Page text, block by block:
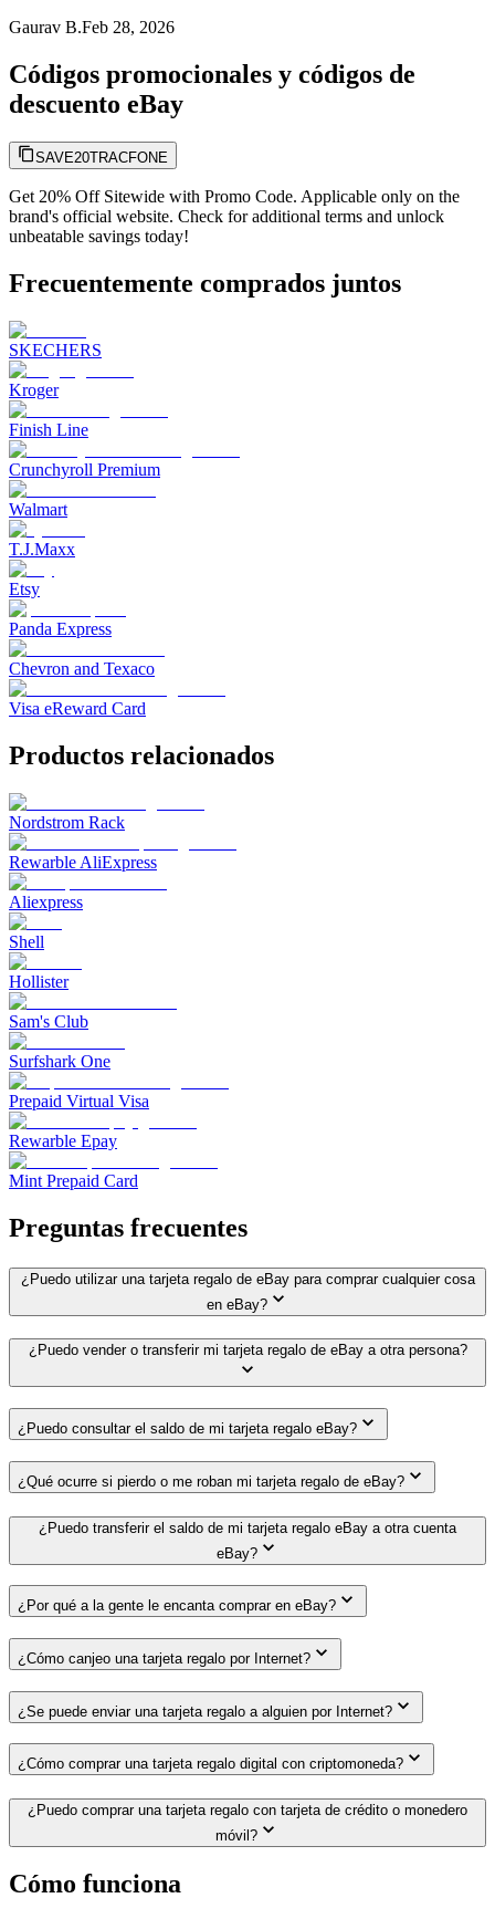
Gaurav B.Feb 28, 2026
Códigos promocionales y códigos de
descuento eBay
SAVE20TRACFONE
Get 20% Off Sitewide with Promo Code. Applicable only on the
brand's official website. Check for additional terms and unlock
unbeatable savings today!
Frecuentemente comprados juntos
SKECHERS
Kroger
Finish Line
Crunchyroll Premium
Walmart
T.J.Maxx
Etsy
Panda Express
Chevron and Texaco
Visa eReward Card
Productos relacionados
Nordstrom Rack
Rewarble AliExpress
Aliexpress
Shell
Hollister
Sam's Club
Surfshark One
Prepaid Virtual Visa
Rewarble Epay
Mint Prepaid Card
Preguntas frecuentes
¿Puedo utilizar una tarjeta regalo de eBay para comprar cualquier cosa
en eBay?
¿Puedo vender o transferir mi tarjeta regalo de eBay a otra persona?
¿Puedo consultar el saldo de mi tarjeta regalo eBay?
¿Qué ocurre si pierdo o me roban mi tarjeta regalo de eBay?
¿Puedo transferir el saldo de mi tarjeta regalo eBay a otra cuenta
eBay?
¿Por qué a la gente le encanta comprar en eBay?
¿Cómo canjeo una tarjeta regalo por Internet?
¿Se puede enviar una tarjeta regalo a alguien por Internet?
¿Cómo comprar una tarjeta regalo digital con criptomoneda?
¿Puedo comprar una tarjeta regalo con tarjeta de crédito o monedero
móvil?
Cómo funciona